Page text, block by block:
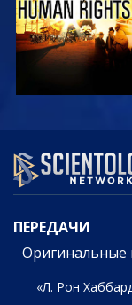
СМОТРЕТЬ
ПЕРЕДАЧИ
Оригинальные
«Л. Рон